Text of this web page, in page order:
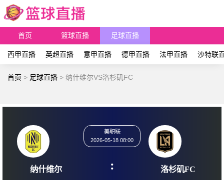
首页 篮球直播 足球直播
西甲直播 英超直播 意甲直播 德甲直播 法甲直播 沙特联
首页 > 足球直播 > 纳什维尔VS洛杉矶FC
2026-05-18 08:00